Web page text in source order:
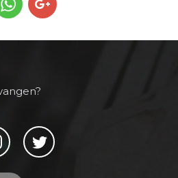
op InstagramBekijk ons op Twitter